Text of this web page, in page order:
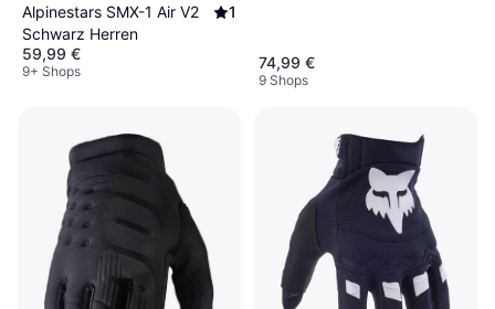
Alpinestars SMX-1 Air V2
Schwarz Herren
1
59,99 €
9+ Shops 74,99 €
9 Shops